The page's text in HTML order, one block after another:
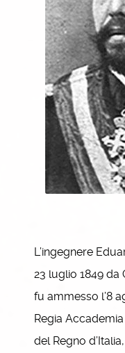
L’ingegnere
23 luglio 1849 da
fu ammesso l’8
Regia
del Regno